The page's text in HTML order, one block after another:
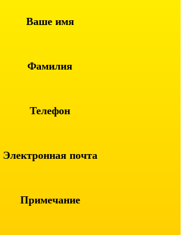
Ваше имя
Фамилия
Телефон
Электронная почта
Примечание